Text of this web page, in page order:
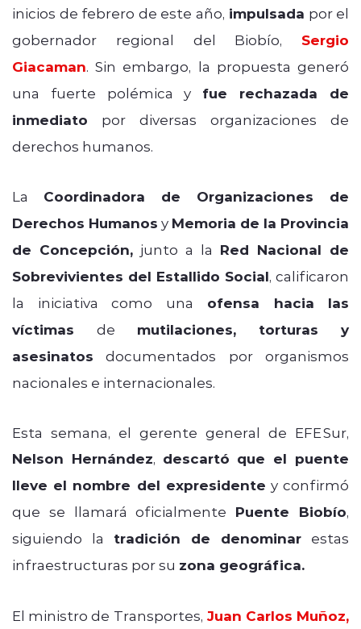
inicios de febrero de este año, impulsada por el
gobernador regional del Biobío, Sergio
Giacaman. Sin embargo, la propuesta generó
una fuerte polémica y fue rechazada de
inmediato por diversas organizaciones de
derechos humanos.
La Coordinadora de Organizaciones de
Derechos Humanos y Memoria de la Provincia
de Concepción, junto a la Red Nacional de
Sobrevivientes del Estallido Social, calificaron
la iniciativa como una ofensa hacia las
víctimas de mutilaciones,
torturas y
asesinatos documentados por organismos
nacionales e internacionales.
Esta semana, el gerente general de EFE Sur,
Nelson Hernández, descartó que el puente
lleve el nombre del expresidente y confirmó
que se llamará oficialmente Puente Biobío,
siguiendo la tradición de denominar estas
infraestructuras por su zona geográfica.
El ministro de Transportes, Juan Carlos Muñoz,